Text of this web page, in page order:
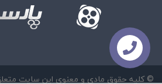
© کلیه حقوق مادی و معنوی این سایت